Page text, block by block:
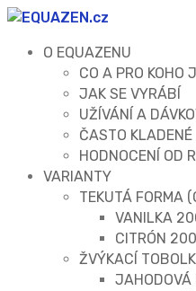
O EQUAZENU
CO A PRO KOHO
JAK SE VYRÁBÍ
UŽÍVÁNÍ A
ČASTO
HODNOCENÍ OD
VARIANTY
TEKUTÁ FORMA
VANILKA
CITRÓN
ŽVÝKACÍ
JAHODOVÁ